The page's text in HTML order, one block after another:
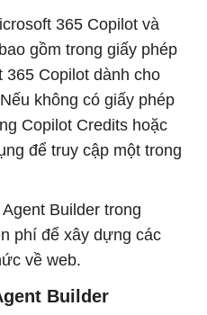
365 Copilot và
gồm trong giấy phép
365 Copilot dành cho
không có giấy phép
Copilot Credits hoặc
để truy cập một trong
Builder trong
phí để xây dựng các
về web.
Builder